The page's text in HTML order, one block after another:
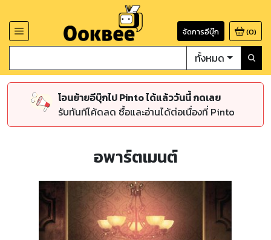
จัดการอีบุ๊ก (0)
ทั้งหมด
โอนย้ายอีบุ๊กไป Pinto ได้แล้ววันนี้ กดเลย
รับทันทีโค้ดลด ซื้อและอ่านได้ต่อเนื่องที่ Pinto
อพาร์ตเมนต์